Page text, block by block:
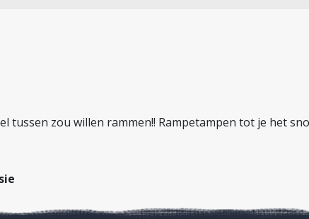
tussen zou willen rammen!! Rampetampen tot je het